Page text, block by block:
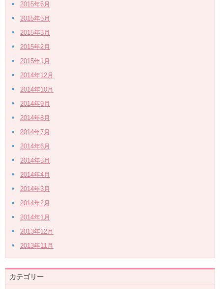
2015年6月
2015年5月
2015年3月
2015年2月
2015年1月
2014年12月
2014年10月
2014年9月
2014年8月
2014年7月
2014年6月
2014年5月
2014年4月
2014年3月
2014年2月
2014年1月
2013年12月
2013年11月
カテゴリー